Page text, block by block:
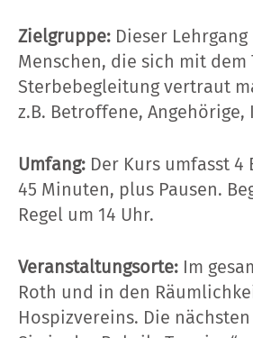
Zielgruppe: Dieser
Menschen, die sich mit
Sterbebegleitung vertraut
z.B. Betroffene,
Umfang: Der Kurs umfasst
45 Minuten, plus Pausen.
Regel um 14 Uhr.
Veranstaltungsorte: Im
Roth und in den
Hospizvereins. Die